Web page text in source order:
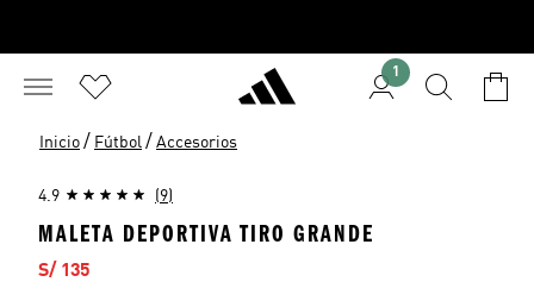
1
Inicio / Fútbol / Accesorios
4.9 (9)
MALETA DEPORTIVA TIRO GRANDE
Precio de venta
S/ 135